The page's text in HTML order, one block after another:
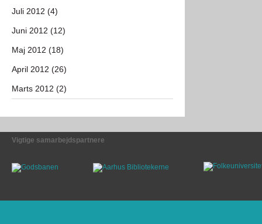
Juli 2012 (4)
Juni 2012 (12)
Maj 2012 (18)
April 2012 (26)
Marts 2012 (2)
Vigtige samarbejdspartnere